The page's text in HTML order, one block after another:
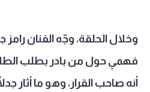
وخلال الحلقة، وجّه الفنان
فهمي حول من بادر بطلب
أنه صاحب القرار، وهو ما أثار